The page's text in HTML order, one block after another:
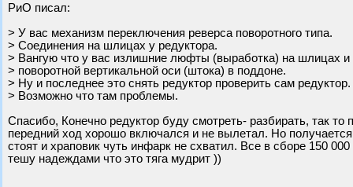
РиО писал:
> У вас механизм переключения реверса поворотного типа.
> Соединения на шлицах у редуктора.
> Вангую что у вас излишние люфты (выработка) на шлицах и
> поворотной вертикальной оси (штока) в поддоне.
> Ну и последнее это снять редуктор проверить сам редуктор.
> Возможно что там проблемы.
Спасибо, Конечно редуктор буду смотреть- разбирать, так
передний ход хорошо включался и не вылетал. Но
стоят и храповик чуть инфарк не схватил. Все в сборе 150
тешу надеждами что это тяга мудрит ))